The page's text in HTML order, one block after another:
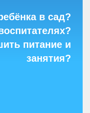
в сад?
питание и
занятия?